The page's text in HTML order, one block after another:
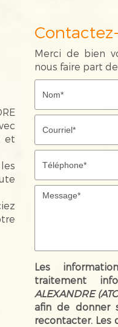
et
Merci de bien
nous faire part
Les
traitement
ALEXANDRE
afin de donner
recontacter. Les